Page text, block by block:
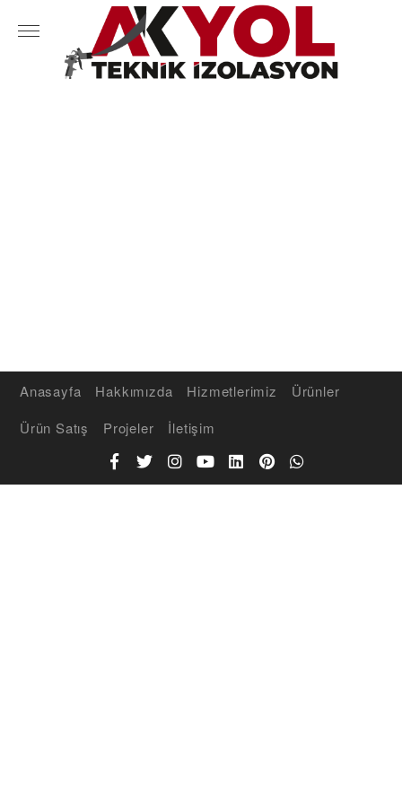
Anasayfa Hakkımızda Hizmetlerimiz
Ürünler
Ürün Satış
Projeler İletişim